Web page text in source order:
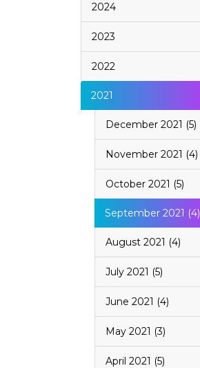
2024
2023
2022
2021
December 2021 (5)
November 2021 (4)
October 2021 (5)
September 2021 (4)
August 2021 (4)
July 2021 (5)
June 2021 (4)
May 2021 (3)
April 2021 (5)